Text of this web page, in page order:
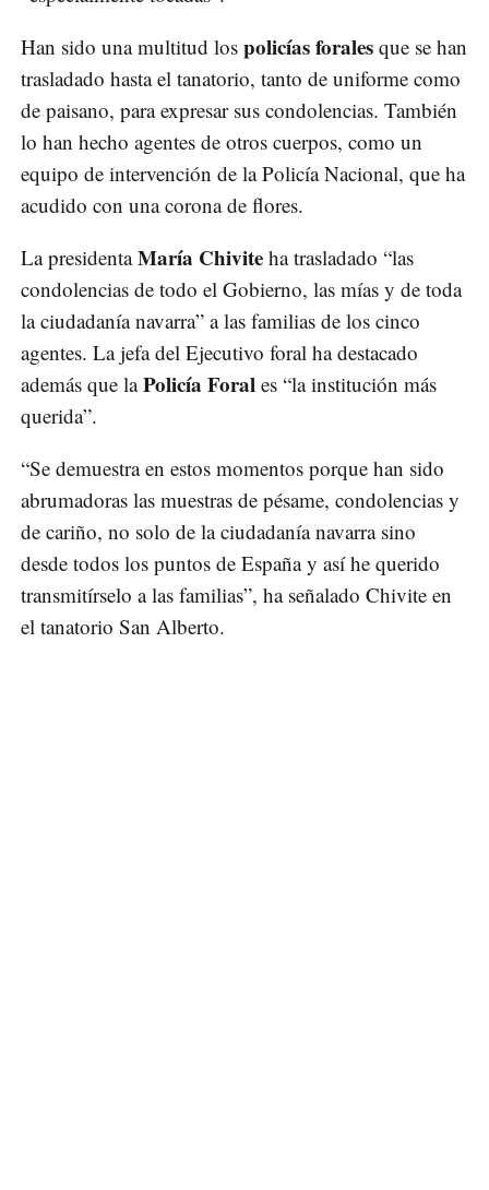
Han sido una multitud los policías forales que se han
trasladado hasta el tanatorio, tanto de uniforme como
de paisano, para expresar sus condolencias. También
lo han hecho agentes de otros cuerpos, como un
equipo de intervención de la Policía Nacional, que ha
acudido con una corona de flores.
La presidentaMaría Chivite ha trasladado “las
condolencias de todo el Gobierno, las mías y de toda
la ciudadanía navarra” a las familias de los cinco
agentes. La jefa del Ejecutivo foral ha destacado
además que laPolicía Foral es “la institución más
querida”.
“Se demuestra en estos momentos porque han sido
abrumadoras las muestras de pésame, condolencias y
de cariño, no solo de la ciudadanía navarra sino
desde todos los puntos de España y así he querido
transmitírselo a las familias”, ha señalado Chivite en
el tanatorio San Alberto.